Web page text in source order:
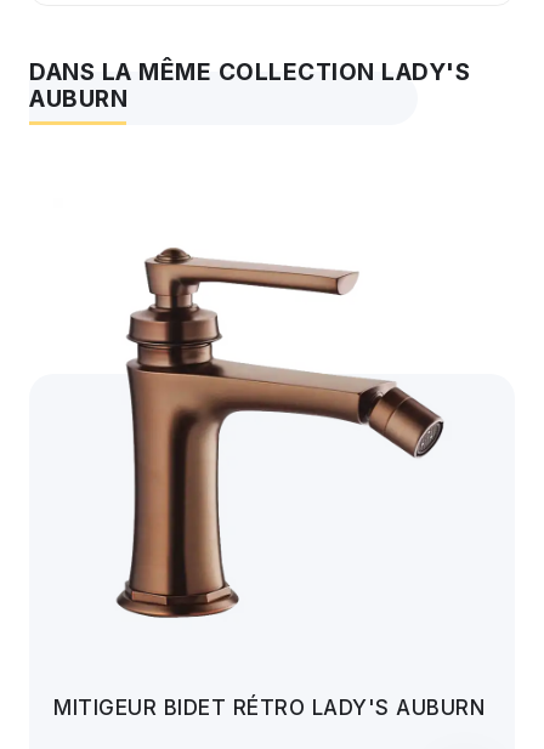
DANS LA MÊME COLLECTION LADY'S
AUBURN
MITIGEUR BIDET RÉTRO LADY'S AUBURN